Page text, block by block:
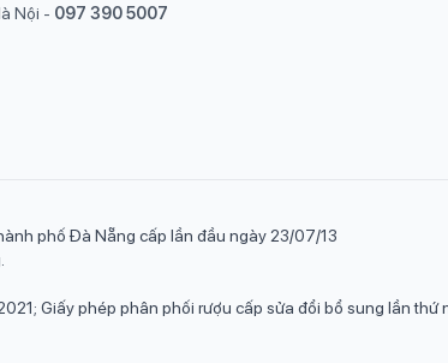
Nội - 097 390 5007
phố Đà Nẵng cấp lần đầu ngày 23/07/13
Giấy phép phân phối rượu cấp sửa đổi bổ sung lần